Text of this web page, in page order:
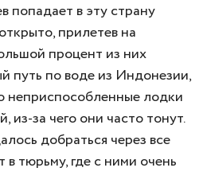
попадает в эту страну
прилетев на
процент из них
путь по воде из Индонезии,
неприспособленные лодки
из-за чего они часто тонут.
добраться через все
в тюрьму, где с ними очень